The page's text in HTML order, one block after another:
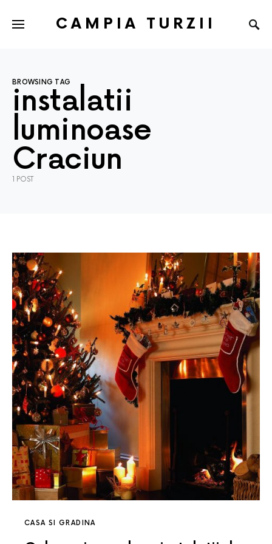
CAMPIA TURZII
BROWSING TAG
instalatii
luminoase
Craciun
1 POST
CASA SI GRADINA